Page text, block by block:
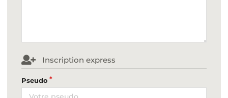
Inscription express
Pseudo